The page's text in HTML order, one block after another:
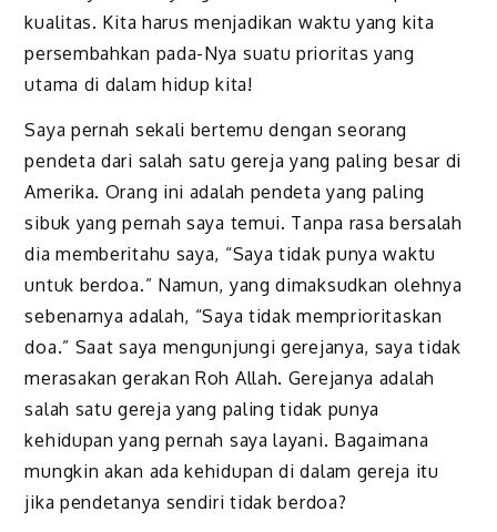
kualitas. Kita harus menjadikan waktu yang kita
persembahkan pada-Nya suatu prioritas yang
utama di dalam hidup kita!
Saya pernah sekali bertemu dengan seorang
pendeta dari salah satu gereja yang paling besar di
Amerika. Orang ini adalah pendeta yang paling
sibuk yang pernah saya temui. Tanpa rasa bersalah
dia memberitahu saya, “Saya tidak punya waktu
untuk berdoa.” Namun, yang dimaksudkan olehnya
sebenarnya adalah, “Saya tidak memprioritaskan
doa.” Saat saya mengunjungi gerejanya, saya tidak
merasakan gerakan Roh Allah. Gerejanya adalah
salah satu gereja yang paling tidak punya
kehidupan yang pernah saya layani. Bagaimana
mungkin akan ada kehidupan di dalam gereja itu
jika pendetanya sendiri tidak berdoa?